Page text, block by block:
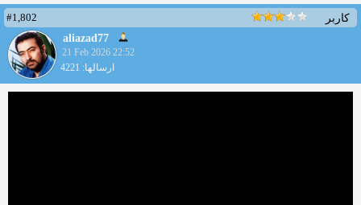
کاربر
#1,802
aliazad77
21 Feb 2026 22:52
ارسالها: 4221